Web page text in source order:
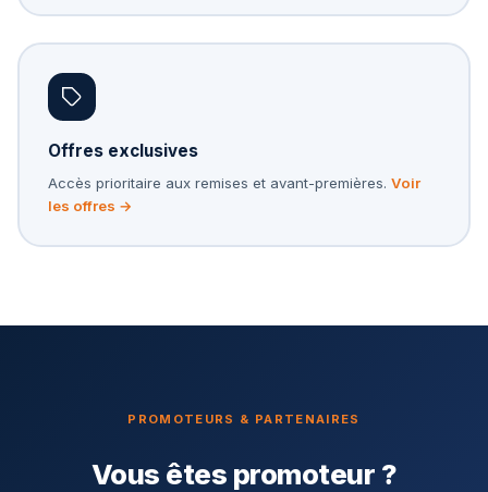
Offres exclusives
Accès prioritaire aux remises et avant-premières. Voir
les offres →
PROMOTEURS & PARTENAIRES
Vous êtes promoteur ?